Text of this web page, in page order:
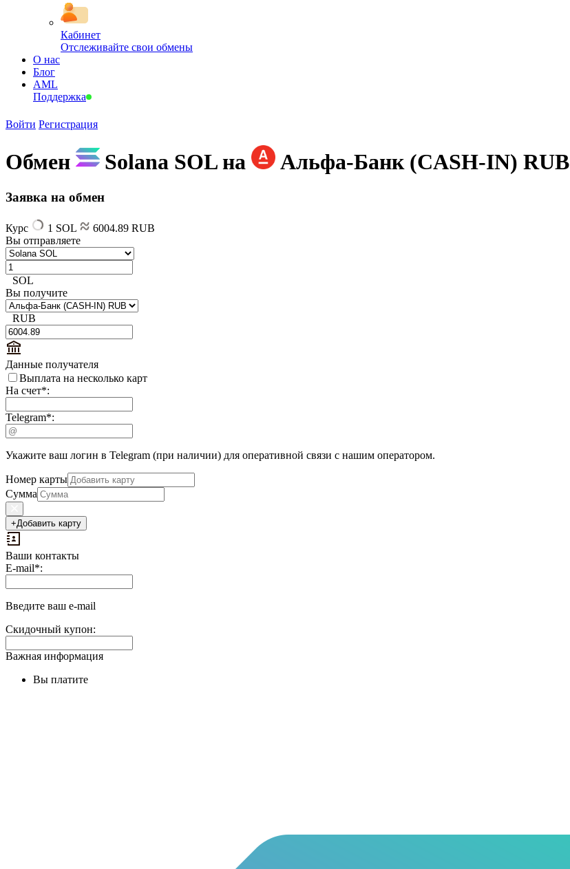
Кабинет
Отслеживайте свои обмены
О нас
Блог
AML
Поддержка
Войти Регистрация
Обмен Solana SOL на Альфа-Банк (CASH-IN) RUB
Заявка на обмен
Курс 1 SOL
6004.89 RUB
Вы отправляете
SOL
Вы получите
RUB
Данные получателя
Выплата на несколько карт
На счет*:
Telegram*:
Укажите ваш логин в Telegram (при наличии) для оперативной связи с нашим оператором.
Номер карты
Сумма
+Добавить карту
Ваши контакты
Выплаты
доп.
поле:
E-mail*:
Введите ваш e-mail
Скидочный купон:
Важная информация
Вы платите